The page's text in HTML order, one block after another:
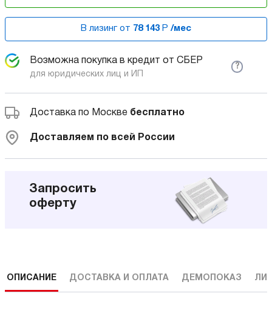
В лизинг от 78 143 Р /мес
Возможна покупка в кредит от СБЕР
для юридических лиц и ИП
?
Доставка по Москве бесплатно
Доставляем по всей России
Запросить
оферту
ОПИСАНИЕ ДОСТАВКА И ОПЛАТА ДЕМОПОКАЗ